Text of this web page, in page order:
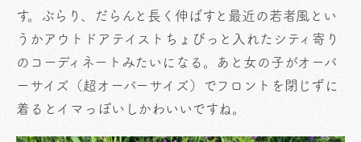
す。ぶらり、だらんと長く伸ばすと最近の若者風とい
うかアウトドアテイストちょびっと入れたシティ寄り
のコーディネートみたいになる。あと女の子がオーバ
ーサイズ（超オーバーサイズ）でフロントを閉じずに
着るとイマっぽいしかわいいですね。